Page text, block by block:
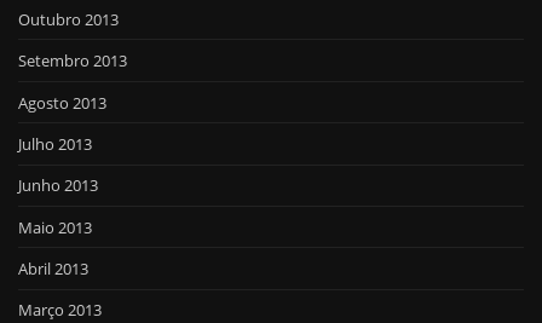
Outubro 2013
Setembro 2013
Agosto 2013
Julho 2013
Junho 2013
Maio 2013
Abril 2013
Março 2013